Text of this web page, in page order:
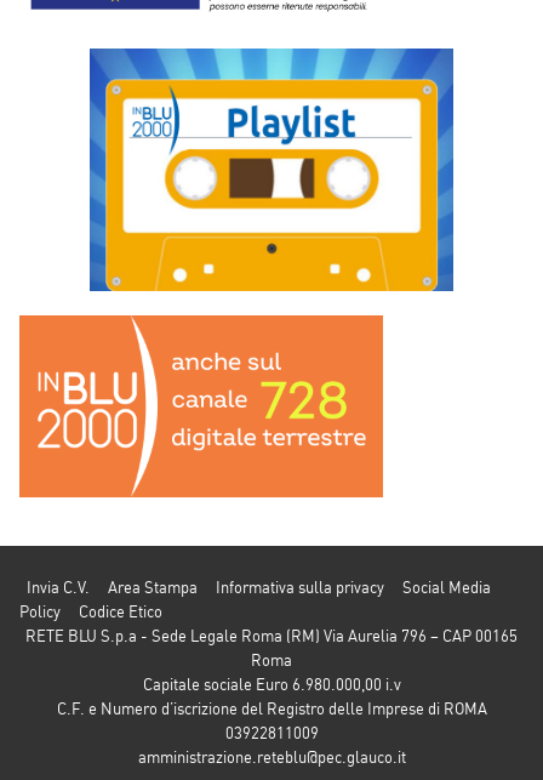
Invia C.V. Area Stampa Informativa sulla privacy
Social Media
Policy
Codice Etico
RETE BLU S.p.a - Sede Legale Roma (RM) Via Aurelia 796 – CAP 00165
Roma
Capitale sociale Euro 6.980.000,00 i.v
C.F. e Numero d’iscrizione del Registro delle Imprese di ROMA
03922811009
amministrazione.reteblu@pec.glauco.it